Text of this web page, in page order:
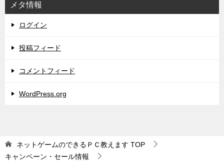
メタ情報
ログイン
投稿フィード
コメントフィード
WordPress.org
ネットゲームのできるＰＣ教えます TOP
キャンペーン・セール情報